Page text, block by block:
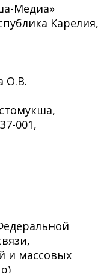
Медиа»
Карелия,
О.В.
001,
и массовых